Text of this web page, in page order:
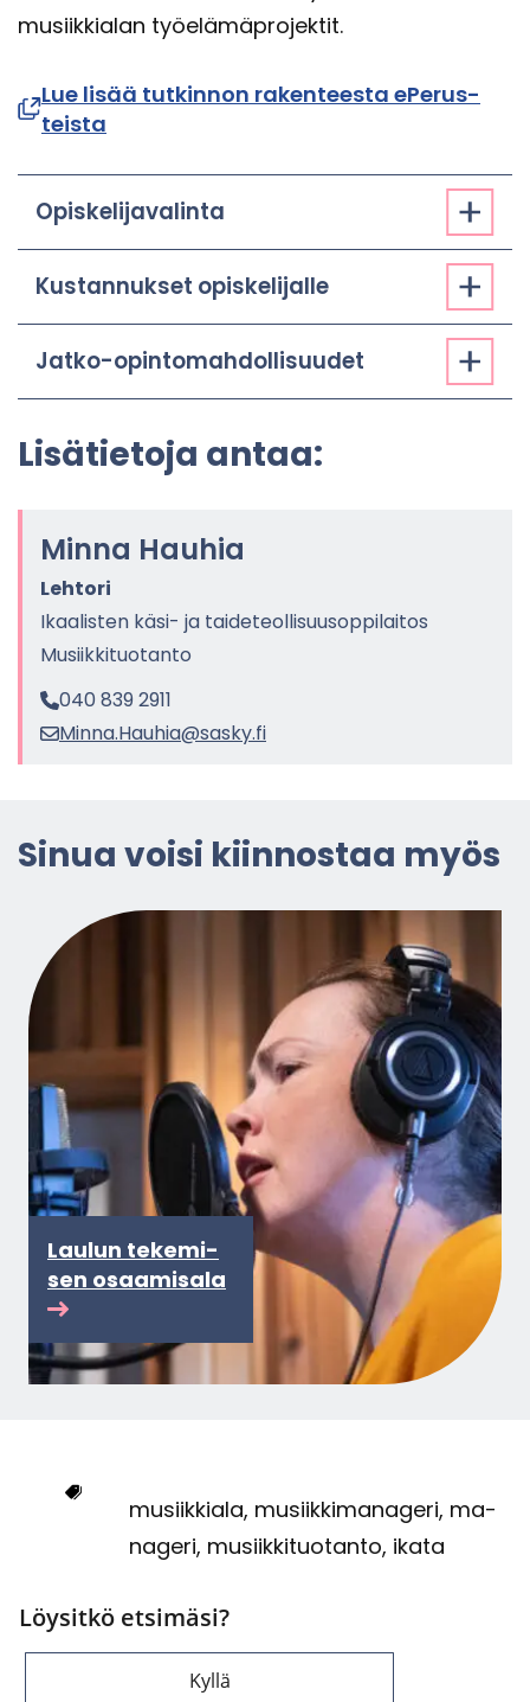
musiik­kia­lan työ­elä­mä­pro­jek­tit.
Lue lisää tut­kin­non ra­ken­tees­ta ePe­rus­
teis­ta
Opis­ke­li­ja­va­lin­ta
Kus­tan­nuk­set opis­ke­li­jal­le
Jatko-​opintomahdollisuudet
Li­sä­tie­to­ja antaa:
Minna Hau­hia
Leh­to­ri
Ikaa­lis­ten käsi- ja tai­de­teol­li­suusop­pi­lai­tos
Musiik­ki­tuo­tan­to
040 839 2911
Minna.Hau­hia@sasky.fi
Sinua voisi kiin­nos­taa myös
Lau­lun te­ke­mi­
sen osaa­mi­sa­la
musiik­kia­la, musiik­ki­ma­na­ge­ri, ma­
na­ge­ri, musiik­ki­tuo­tan­to, ikata
Löysitkö etsimäsi?
Kyllä